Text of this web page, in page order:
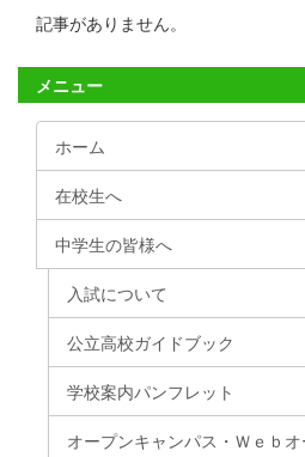
記事がありません。
メニュー
ホーム
在校生へ
中学生の皆様へ
入試について
公立高校ガイドブック
学校案内パンフレット
オープンキャンパス・Ｗｅｂ